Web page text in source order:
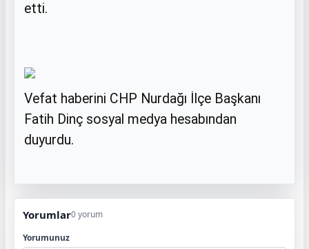
etti.
Vefat haberini CHP Nurdağı İlçe Başkanı
Fatih Dinç sosyal medya hesabından
duyurdu.
Yorumlar0 yorum
Yorumunuz